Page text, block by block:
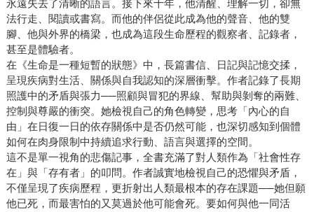
永遠失去了清晰的語言。接下來十年，他清醒、理解一切，卻無
法行走、閱讀或書寫。而他的伴侶從此成為他的聲音、他的雙
腳、他與外界的橋梁，也成為這段生命歷程的觀察者、記錄者，
甚至是體驗者。
在《生命是一種短暫的狀態》中，長篇書信、日記與記憶交揉，
呈現疾病對生活、關係與自我認知的深層衝擊。作者記錄了長期
照護中的矛盾與張力──照顧與冒犯的界線、幫助與剝奪的兩難、
控制與尊嚴的衝突。她檢視自己的角色轉變，思考「內心的自
由」在日復一日的依存關係中是否仍然可能，也深切感知到個體
如何在肉身限制中持續追求行動、語言與選擇的空間。
這不是單一視角的悲傷記事，全書充滿了對人類作為「社會性存
在」與「存有者」的叩問。作者誠實地檢視自己的恐懼與矛盾，
不僅呈現了疾病歷程，更折射出人類最根本的存在課題──她但願
他已死，而最害怕的又莫過於他可能會死。要如何與他一同活